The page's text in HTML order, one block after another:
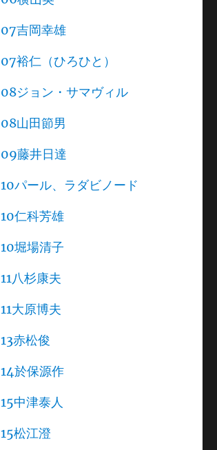
07吉岡幸雄
07裕仁（ひろひと）
08ジョン・サマヴィル
08山田節男
09藤井日達
10パール、ラダビノード
10仁科芳雄
10堀場清子
11八杉康夫
11大原博夫
13赤松俊
14於保源作
15中津泰人
15松江澄